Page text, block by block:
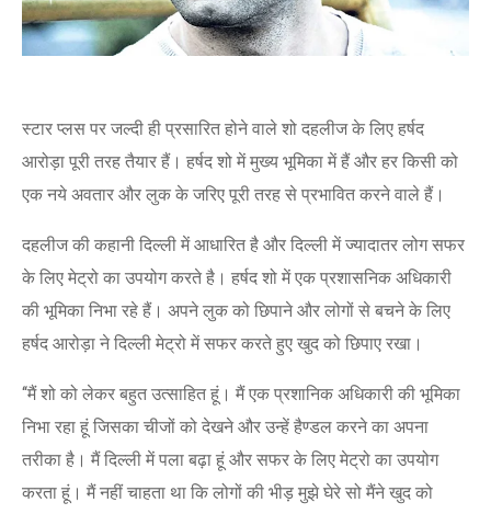
स्टार प्लस पर जल्दी ही प्रसारित होने वाले शो दहलीज के लिए हर्षद
आरोड़ा पूरी तरह तैयार हैं। हर्षद शो में मुख्य भूमिका में हैं और हर किसी को
एक नये अवतार और लुक के जरिए पूरी तरह से प्रभावित करने वाले हैं।
दहलीज की कहानी दिल्ली में आधारित है और दिल्ली में ज्यादातर लोग सफर
के लिए मेट्रो का उपयोग करते है। हर्षद शो में एक प्रशासनिक अधिकारी
की भूमिका निभा रहे हैं। अपने लुक को छिपाने और लोगों से बचने के लिए
हर्षद आरोड़ा ने दिल्ली मेट्रो में सफर करते हुए खुद को छिपाए रखा।
‘‘मैं शो को लेकर बहुत उत्साहित हूं। मैं एक प्रशानिक अधिकारी की भूमिका
निभा रहा हूं जिसका चीजों को देखने और उन्हें हैण्डल करने का अपना
तरीका है। मैं दिल्ली में पला बढ़ा हूं और सफर के लिए मेट्रो का उपयोग
करता हूं। मैं नहीं चाहता था कि लोगों की भीड़ मुझे घेरे सो मैंने खुद को